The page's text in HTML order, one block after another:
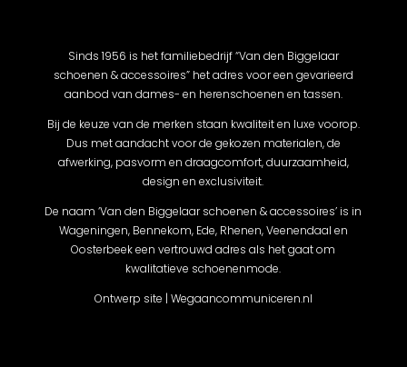
Sinds 1956 is het familiebedrijf “Van den Biggelaar
schoenen & accessoires” het adres voor een gevarieerd
aanbod van dames- en herenschoenen en tassen.
Bij de keuze van de merken staan kwaliteit en luxe voorop.
Dus met aandacht voor de gekozen materialen, de
afwerking, pasvorm en draagcomfort, duurzaamheid,
design en exclusiviteit.
De naam ‘Van den Biggelaar schoenen & accessoires’ is in
Wageningen, Bennekom, Ede, Rhenen, Veenendaal en
Oosterbeek een vertrouwd adres als het gaat om
kwalitatieve schoenenmode.
Ontwerp site | Wegaancommuniceren.nl